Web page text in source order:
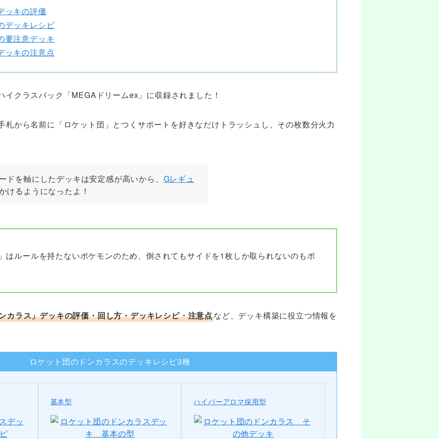
ッキの評価
デッキレシピ
要注意デッキ
ッキの注意点
イクラスパック「MEGAドリームex」に収録されました！
札から名前に「ロケット団」とつくサポートを好きなだけトラッシュし、その枚数分火力
ドを軸にしたデッキは安定感が高いから、 Gレギュ
けるようになったよ！
はルールを持たないポケモンのため、倒されてもサイドを1枚しか取られないのもポ
カラス」デッキの評価・回し方・デッキレシピ・注意点など、デッキ構築に役立つ情報を
ロケット団のドンカラスのデッキレシピ3種
基本型 ハイパーアロマ採用型